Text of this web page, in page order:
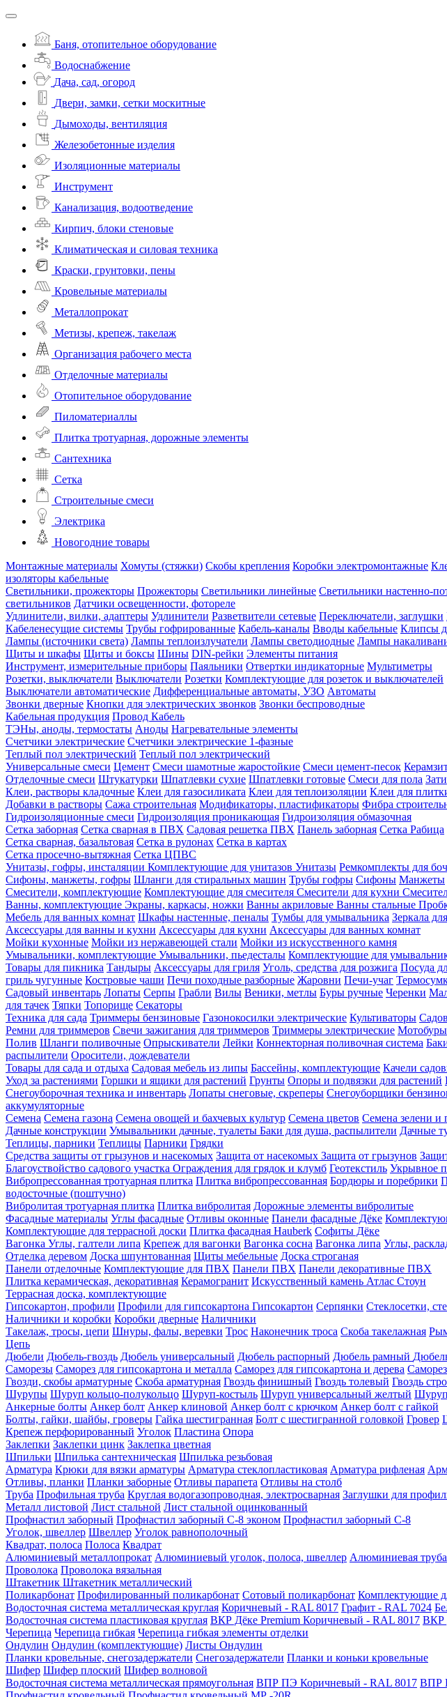
Баня, отопительное оборудование
Водоснабжение
Дача, сад, огород
Двери, замки, сетки москитные
Дымоходы, вентиляция
Железобетонные изделия
Изоляционные материалы
Инструмент
Канализация, водоотведение
Кирпич, блоки стеновые
Климатическая и силовая техника
Краски, грунтовки, пены
Кровельные материалы
Металлопрокат
Метизы, крепеж, такелаж
Организация рабочего места
Отделочные материалы
Отопительное оборудование
Пиломатериаллы
Плитка тротуарная, дорожные элементы
Сантехника
Сетка
Строительные смеси
Электрика
Новогодние товары
Монтажные материалы Хомуты (стяжки) Скобы крепления Коробки электромонтажные
изоляторы кабельные
Светильники, прожекторы Прожекторы Светильники линейные Светильники настенно-
светильников Датчики освещенности, фотореле
Удлинители, вилки, адаптеры Удлинители Разветвители сетевые Переключатели, заглушки
Кабеленесущие системы Трубы гофрированные Кабель-каналы Вводы кабельные Клипсы
Лампы (источники света) Лампы теплоизлучатели Лампы светодиодные Лампы
Щиты и шкафы Щиты и боксы Шины DIN-рейки Элементы питания
Инструмент, измерительные приборы Паяльники Отвертки индикаторные Мультиметры
Розетки, выключатели Выключатели Розетки Комплектующие для розеток и выключателей
Выключатели автоматические Дифференциальные автоматы, УЗО Автоматы
Звонки дверные Кнопки для электрических звонков Звонки беспроводные
Кабельная продукция Провод Кабель
ТЭНы, аноды, термостаты Аноды Нагревательные элементы
Счетчики электрические Счетчики электрические 1-фазные
Теплый пол электрический Теплый пол электрический
Универсальные смеси Цемент Смеси шамотные жаростойкие Смеси цемент-песок
Отделочные смеси Штукатурки Шпатлевки сухие Шпатлевки готовые Смеси для пола
Клеи, растворы кладочные Клеи для газосиликата Клеи для теплоизоляции Клеи для
Добавки в растворы Сажа строительная Модификаторы, пластификаторы Фибра
Гидроизоляционные смеси Гидроизоляция проникающая Гидроизоляция обмазочная
Сетка заборная Сетка сварная в ПВХ Садовая решетка ПВХ Панель заборная Сетка Рабица
Сетка сварная, базальтовая Сетка в рулонах Сетка в картах
Сетка просечно-вытяжная Сетка ЦПВС
Унитазы, гофры, инсталяции Комплектующие для унитазов Унитазы Ремкомплекты для
Сифоны, манжеты, гофры Шланги для стиральных машин Трубы гофры Сифоны Манжеты
Смесители, комплектующие Комплектующие для смесителя Смесители для кухни
Ванны, комплектующие Экраны, каркасы, ножки Ванны акриловые Ванны стальные
Мебель для ванных комнат Шкафы настенные, пеналы Тумбы для умывальника Зеркала
Аксессуары для ванны и кухни Аксессуары для кухни Аксессуары для ванных комнат
Мойки кухонные Мойки из нержавеющей стали Мойки из искусственного камня
Умывальники, комплектующие Умывальники, пьедесталы Комплектующие для
Товары для пикника Тандыры Аксессуары для гриля Уголь, средства для розжига Посуда
гриль чугунные Костровые чаши Печи походные разборные Жаровни Печи-учаг
Садовый инвентарь Лопаты Серпы Грабли Вилы Веники, метлы Буры ручные Черенки
для тачек Тяпки Топорище Секаторы
Техника для сада Триммеры бензиновые Газонокосилки электрические Культиваторы
Ремни для триммеров Свечи зажигания для триммеров Триммеры электрические Мотобуры
Полив Шланги поливочные Опрыскиватели Лейки Коннекторная поливочная система
распылители Оросители, дождеватели
Товары для сада и отдыха Садовая мебель из липы Бассейны, комплектующие Качели
Уход за растениями Горшки и ящики для растений Грунты Опоры и подвязки для растений
Снегоуборочная техника и инвентарь Лопаты снеговые, скреперы Снегоуборщики
аккумуляторные
Семена Семена газона Семена овощей и бахчевых культур Семена цветов Семена зелени и
Дачные конструкции Умывальники дачные, туалеты Баки для душа, распылители Дачные
Теплицы, парники Теплицы Парники Грядки
Средства защиты от грызунов и насекомых Защита от насекомых Защита от грызунов
Благоуствойство садового участка Ограждения для грядок и клумб Геотекстиль Укрывное
Вибропрессованная тротуарная плитка Плитка вибропрессованная Бордюры и поребрики
водосточные (поштучно)
Вибролитая тротуарная плитка Плитка вибролитая Дорожные элементы вибролитые
Фасадные материалы Углы фасадные Отливы оконные Панели фасадные Дёке
Комплектующие для террасной доски Плитка фасадная Hauberk Софиты Дёке
Вагонка Углы, галтели липа Крепеж для вагонки Вагонка сосна Вагонка липа Углы,
Отделка деревом Доска шпунтованная Щиты мебельные Доска строганая
Панели отделочные Комплектующие для ПВХ Панели ПВХ Панели декоративные ПВХ
Плитка керамическая, декоративная Керамогранит Искусственный камень Атлас Стоун
Террасная доска, комплектующие
Гипсокартон, профили Профили для гипсокартона Гипсокартон Серпянки Стеклосетки,
Наличники и коробки Коробки дверные Наличники
Такелаж, тросы, цепи Шнуры, фалы, веревки Трос Наконечник троса Скоба такелажная
Цепь
Дюбели Дюбель-гвоздь Дюбель универсальный Дюбель распорный Дюбель рамный
Саморезы Саморез для гипсокартона и металла Саморез для гипсокартона и дерева
Гвозди, скобы арматурные Скоба арматурная Гвоздь финишный Гвоздь толевый Гвоздь
Шурупы Шуруп кольцо-полукольцо Шуруп-костыль Шуруп универсальный желтый Шуруп
Анкерные болты Анкер болт Анкер клиновой Анкер болт с крючком Анкер болт с гайкой
Болты, гайки, шайбы, гроверы Гайка шестигранная Болт c шестигранной головкой Гровер
Крепеж перфорированный Уголок Пластина Опора
Заклепки Заклепки цинк Заклепка цветная
Шпильки Шпилька сантехническая Шпилька резьбовая
Арматура Крюки для вязки арматуры Арматура стеклопластиковая Арматура рифленая
Отливы, планки Планки заборные Отливы парапета Отливы на столб
Труба Профильная труба Круглая водогазопроводная, электросварная Заглушки для
Металл листовой Лист стальной Лист стальной оцинкованный
Профнастил заборный Профнастил заборный С-8 эконом Профнастил заборный С-8
Уголок, швеллер Швеллер Уголок равнополочный
Квадрат, полоса Полоса Квадрат
Алюминиевый металлопрокат Алюминиевый уголок, полоса, швеллер Алюминиевая труба
Проволока Проволока вязальная
Штакетник Штакетник металлический
Поликарбонат Профилированный поликарбонат Сотовый поликарбонат Комплектующие
Водосточная система металлическая круглая Коричневый - RAL 8017 Графит - RAL 7024
Водосточная система пластиковая круглая ВКР Дёке Premium Коричневый - RAL 8017 ВКР
Черепица Черепица гибкая Черепица гибкая элементы отделки
Ондулин Ондулин (комплектующие) Листы Ондулин
Планки кровельные, снегозадержатели Снегозадержатели Планки и коньки кровельные
Шифер Шифер плоский Шифер волновой
Водосточная система металлическая прямоугольная ВПР ПЭ Коричневый - RAL 8017 ВПР